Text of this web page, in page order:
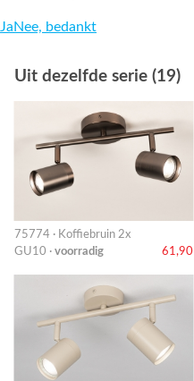
JaNee, bedankt
Uit dezelfde serie (19)
75774 · Koffiebruin 2x
GU10 · voorradig 61,90